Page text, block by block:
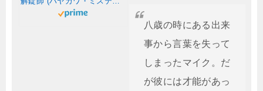
八歳の時にある出来
事から言葉を失って
しまったマイク。だ
が彼には才能があっ